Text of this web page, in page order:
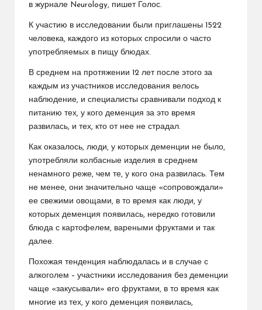
в журнале Neurology, пишет Голос.
К участию в исследовании были приглашены 1522
человека, каждого из которых спросили о часто
употребляемых в пищу блюдах.
В среднем на протяжении 12 лет после этого за
каждым из участников исследования велось
наблюдение, и специалисты сравнивали подход к
питанию тех, у кого деменция за это время
развилась, и тех, кто от нее не страдал.
Как оказалось, люди, у которых деменции не было,
употребляли колбасные изделия в среднем
ненамного реже, чем те, у кого она развилась. Тем
не менее, они значительно чаще «сопровождали»
ее свежими овощами, в то время как люди, у
которых деменция появилась, нередко готовили
блюда с картофелем, вареными фруктами и так
далее.
Похожая тенденция наблюдалась и в случае с
алкоголем – участники исследования без деменции
чаще «закусывали» его фруктами, в то время как
многие из тех, у кого деменция появилась,